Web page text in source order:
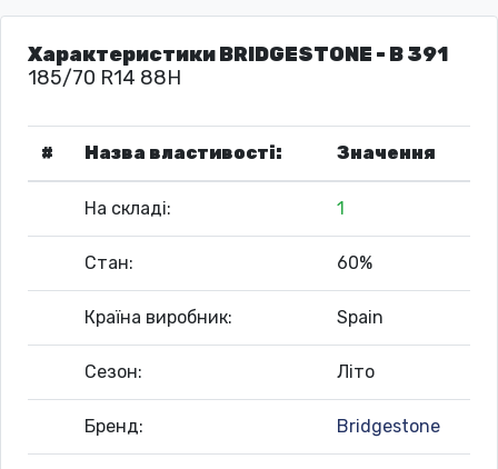
Характеристики BRIDGESTONE - B 391
185/70 R14 88H
# Назва властивості: Значення
На складі: 1
Стан: 60%
Країна виробник: Spain
Сезон: Літо
Бренд: Bridgestone